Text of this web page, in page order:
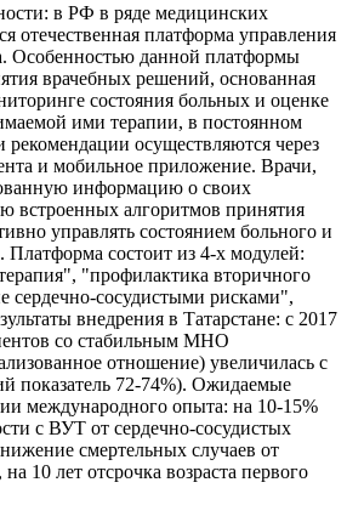
в РФ в ряде медицинских
отечественная платформа управления
Особенностью данной платформы
врачебных решений, основанная
состояния больных и оценке
ими терапии, в постоянном
осуществляются через
и мобильное приложение. Врачи,
информацию о своих
встроенных алгоритмов принятия
управлять состоянием больного и
Платформа состоит из 4-х модулей:
"профилактика вторичного
сердечно-сосудистыми рисками",
внедрения в Татарстане: с 2017
со стабильным МНО
отношение) увеличилась с
показатель 72-74%). Ожидаемые
международного опыта: на 10-15%
с ВУТ от сердечно-сосудистых
смертельных случаев от
10 лет отсрочка возраста первого